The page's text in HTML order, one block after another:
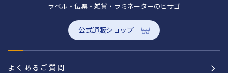
ラベル・伝票・雑貨・ラミネーターのヒサゴ
公式通販ショップ
よくあるご質問